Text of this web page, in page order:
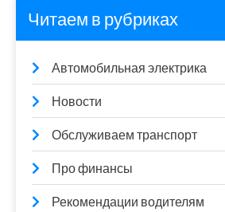
Читаем в рубриках
Автомобильная электрика
Новости
Обслуживаем транспорт
Про финансы
Рекомендации водителям